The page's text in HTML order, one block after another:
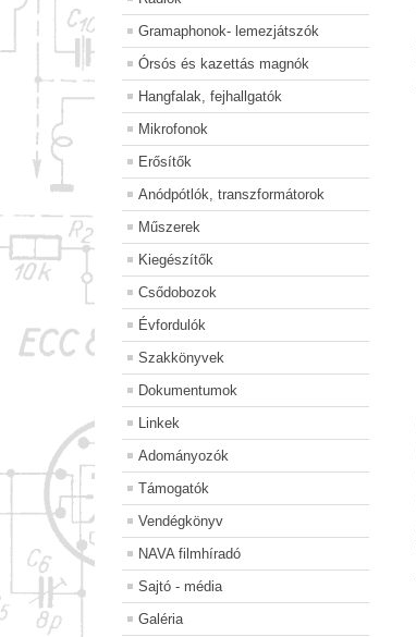
Gramaphonok- lemezjátszók
Órsós és kazettás magnók
Hangfalak, fejhallgatók
Mikrofonok
Erősítők
Anódpótlók, transzformátorok
Műszerek
Kiegészítők
Csődobozok
Évfordulók
Szakkönyvek
Dokumentumok
Linkek
Adományozók
Támogatók
Vendégkönyv
NAVA filmhíradó
Sajtó - média
Galéria